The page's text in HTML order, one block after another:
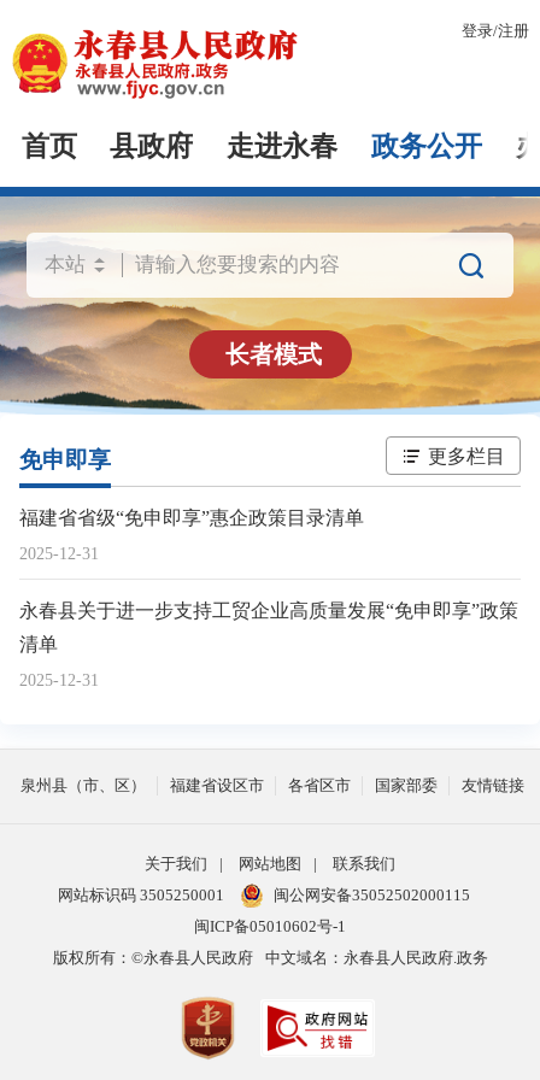
登录/注册
首页 县政府 走进永春 政务公开

长者模式
免申即享 更多栏目
2025-12-31
福建省省级“免申即享”惠企政策目录清单
2025-12-31
永春县关于进一步支持工贸企业高质量发展“免申即享”政策
清单
泉州县（市、区） 福建省设区市 各省区市 国家部委 友情链接
关于我们 | 网站地图 |
联系我们
网站标识码 3505250001
闽公网安备35052502000115
闽ICP备05010602号-1
版权所有：©永春县人民政府
中文域名：永春县人民政府.政务